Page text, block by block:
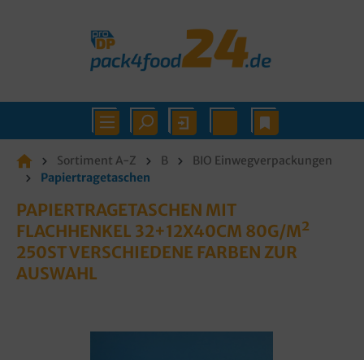
Sortiment A-Z B
BIO Einwegverpackungen
Papiertragetaschen
PAPIERTRAGETASCHEN MIT
FLACHHENKEL 32+12X40CM 80G/M²
250ST VERSCHIEDENE FARBEN ZUR
AUSWAHL